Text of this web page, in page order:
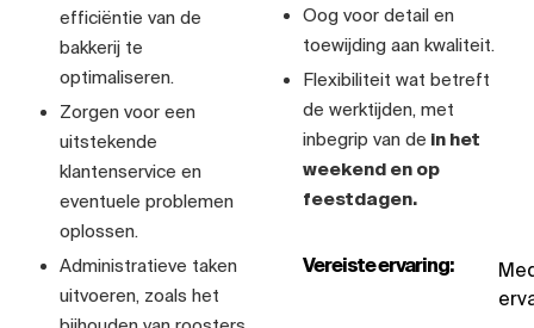
efficiëntie van de
bakkerij te
optimaliseren.
Zorgen voor een
uitstekende
klantenservice en
eventuele problemen
oplossen.
Administratieve taken
uitvoeren, zoals het
Oog voor detail en
toewijding aan kwaliteit.
Flexibiliteit wat betreft
de werktijden, met
inbegrip van de in het
weekend en op
feestdagen.
Vereiste ervaring: